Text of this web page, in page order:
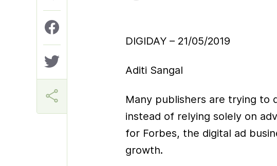
DIGIDAY – 21/05/2019
Aditi Sangal
Many publishers are trying to
instead of relying solely on
for Forbes, the digital ad
growth.